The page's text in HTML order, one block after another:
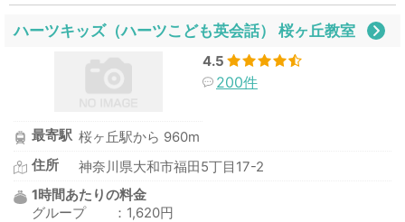
ハーツキッズ（ハーツこども英会話） 桜ヶ丘教室
4.5
200件
最寄駅 桜ヶ丘駅から 960m
住所
神奈川県大和市福田5丁目17-2
1時間あたりの料金
グループ ：1,620円